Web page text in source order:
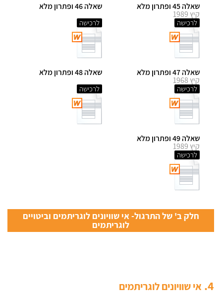
שאלה 45 ופתרון מלא
קיץ 1989
לרכישה
שאלה 46 ופתרון מלא
לרכישה
שאלה 47 ופתרון מלא
קיץ 1968
לרכישה
שאלה 48 ופתרון מלא
לרכישה
שאלה 49 ופתרון מלא
קיץ 1989
לרכישה
חלק ב' של התרגול- אי שוויונים לוגריתמים וביטויים
לוגריתמים
4. אי שוויונים לוגריתמים